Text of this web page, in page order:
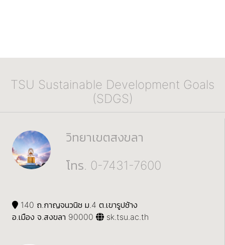
TSU Sustainable Development Goals
(SDGS)
วิทยาเขตสงขลา
โทร. 0-7431-7600
140 ถ.กาญจนวนิช ม.4 ต.เขารูปช้าง
อ.เมือง จ.สงขลา 90000
sk.tsu.ac.th